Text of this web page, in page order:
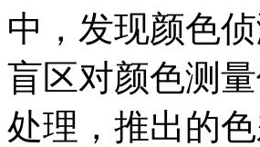
中，发现颜色
盲区对颜色测
处理，推出的